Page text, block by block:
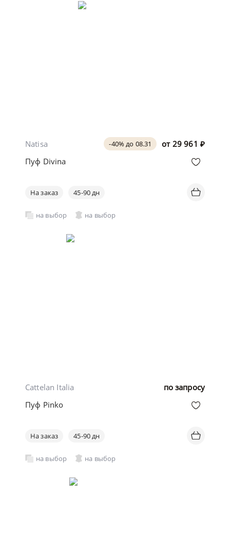
от 29 961 ₽
-40% до 08.31
Natisa
Пуф Divina
На заказ 45-90 дн
на выбор на выбор
по запросу
Cattelan Italia
Пуф Pinko
На заказ 45-90 дн
на выбор на выбор